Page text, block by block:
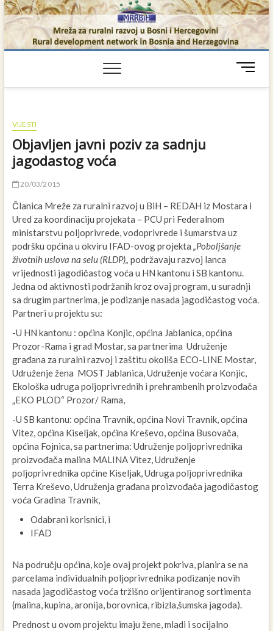
Skip
to
content
M
VIJESTI
Objavljen javni poziv za sadnju
jagodastog voća
20/03/2015
Članica Mreže za ruralni razvoj u BiH – REDAH iz Mostara i
Ured za koordinaciju projekata – PCU pri Federalnom
ministarstvu poljoprivrede, vodoprivrede i šumarstva uz
podršku općina u okviru IFAD-ovog projekta „Poboljšanje
životnih uslova na selu (RLDP)„ podržavaju razvoj lanca
vrijednosti jagodičastog voća u HN kantonu i SB kantonu.
Jedna od aktivnosti podržanih kroz ovaj program, u suradnji
sa drugim partnerima, je podizanje nasada jagodičastog voća.
Partneri u projektu su:
-U HN kantonu : općina Konjic, općina Jablanica, općina
Prozor-Rama i grad Mostar, sa partnerima Udruženje
građana za ruralni razvoj i zaštitu okoliša ECO-LINE Mostar,
Udruženje žena MOST Jablanica, Udruženje voćara Konjic,
Ekološka udruga poljoprivrednih i prehrambenih proizvođača
„EKO PLOD“ Prozor/ Rama,
-U SB kantonu: općina Travnik, općina Novi Travnik, općina
Vitez, općina Kiseljak, općina Kreševo, općina Busovača,
općina Fojnica, sa partnerima: Udruženje poljoprivrednika
proizvođača malina MALINA Vitez, Udruženje
poljoprivrednika općine Kiseljak, Udruga poljoprivrednika
Terra Kreševo, Udruženja građana proizvođača jagodičastog
voća Gradina Travnik,
Odabrani korisnici, i
IFAD
Na području općina, koje ovaj projekt pokriva, planira se na
parcelama individualnih poljoprivrednika podizanje novih
nasada jagodičastog voća tržišno orijentiranog sortimenta
(malina, kupina, aronija, borovnica, ribizla,šumska jagoda).
Prednost u ovom projektu imaju žene, mladi i socijalno